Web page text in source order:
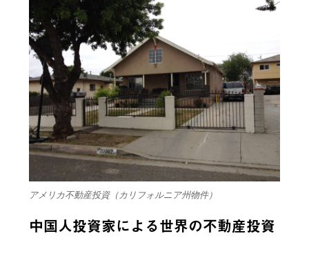
アメリカ不動産投資（カリフォルニア州物件）
中国人投資家による世界の不動産投資